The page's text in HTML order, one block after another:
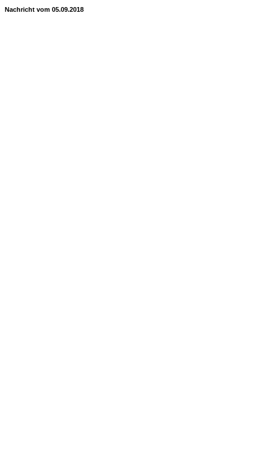
Nachricht vom 05.09.2018